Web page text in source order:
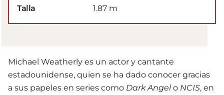
Talla 1.87 m
Michael Weatherly es un actor y cantante
estadounidense, quien se ha dado conocer gracias
a sus papeles en series como Dark Angelo NCIS, en